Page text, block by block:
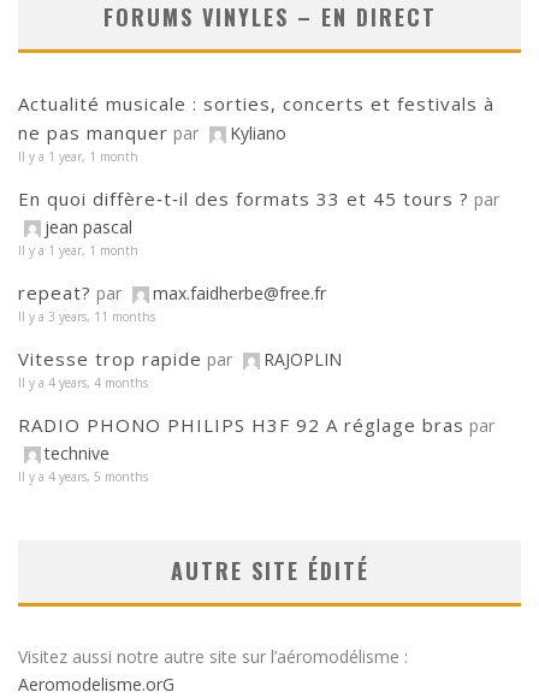
FORUMS VINYLES – EN DIRECT
Actualité musicale : sorties, concerts et festivals à
ne pas manquer par Kyliano
Il y a 1 year, 1 month
En quoi diffère‑t‑il des formats 33 et 45 tours ? par
jean pascal
Il y a 1 year, 1 month
repeat? par max.faidherbe@free.fr
Il y a 3 years, 11 months
Vitesse trop rapide par RAJOPLIN
Il y a 4 years, 4 months
RADIO PHONO PHILIPS H3F 92 A réglage bras par
technive
Il y a 4 years, 5 months
AUTRE SITE ÉDITÉ
Visitez aussi notre autre site sur l’aéromodélisme :
Aeromodelisme.orG